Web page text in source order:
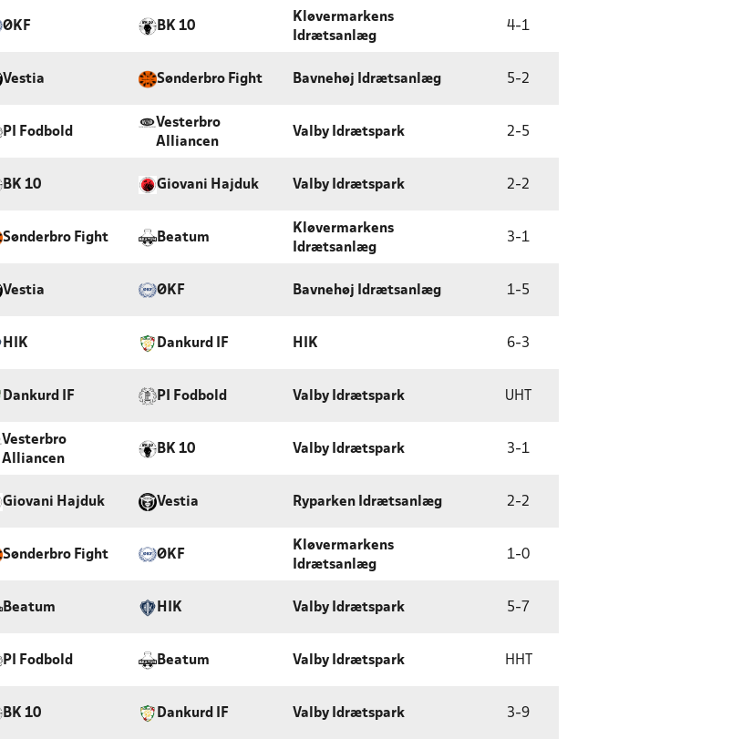
ØKF BK 10
Kløvermarkens
Idrætsanlæg
4-1
Vestia Sønderbro Fight Bavnehøj Idrætsanlæg 5-2
PI Fodbold
Vesterbro
Alliancen
Valby Idrætspark 2-5
BK 10 Giovani Hajduk Valby Idrætspark 2-2
Sønderbro Fight Beatum
Kløvermarkens
Idrætsanlæg
3-1
Vestia ØKF Bavnehøj Idrætsanlæg 1-5
HIK Dankurd IF HIK 6-3
Dankurd IF PI Fodbold Valby Idrætspark UHT
Vesterbro
Alliancen
BK 10 Valby Idrætspark 3-1
Giovani Hajduk Vestia Ryparken Idrætsanlæg 2-2
Sønderbro Fight ØKF
Kløvermarkens
Idrætsanlæg
1-0
Beatum HIK Valby Idrætspark 5- 7
PI Fodbold Beatum Valby Idrætspark HHT
BK 10 Dankurd IF Valby Idrætspark 3-9